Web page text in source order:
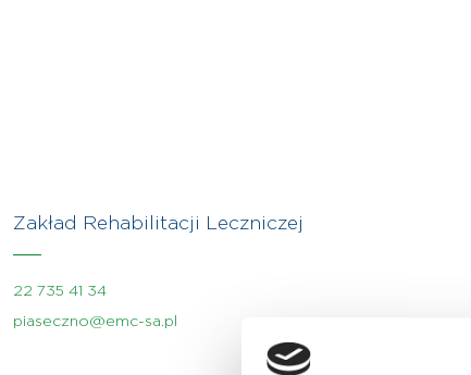
Zakład Rehabilitacji Leczniczej
22 735 41 34
piaseczno@emc-sa.pl